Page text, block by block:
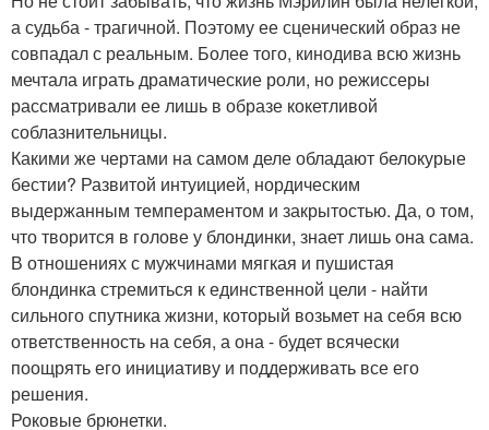
а судьба - трагичной. Поэтому ее сценический образ не
совпадал с реальным. Более того, кинодива всю жизнь
мечтала играть драматические роли, но режиссеры
рассматривали ее лишь в образе кокетливой
соблазнительницы.
Какими же чертами на самом деле обладают белокурые
бестии? Развитой интуицией, нордическим
выдержанным темпераментом и закрытостью. Да, о том,
что творится в голове у блондинки, знает лишь она сама.
В отношениях с мужчинами мягкая и пушистая
блондинка стремиться к единственной цели - найти
сильного спутника жизни, который возьмет на себя всю
ответственность на себя, а она - будет всячески
поощрять его инициативу и поддерживать все его
решения.
Роковые брюнетки.